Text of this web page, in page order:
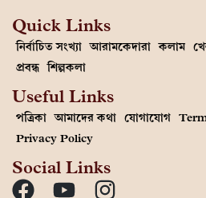
Quick Links
নির্বাচিত সংখ্যা আরামকেদারা কলাম
প্রবন্ধ শিল্পকলা
Useful Links
পত্রিকা আমাদের কথা যোগাযোগ
Privacy Policy
Social Links